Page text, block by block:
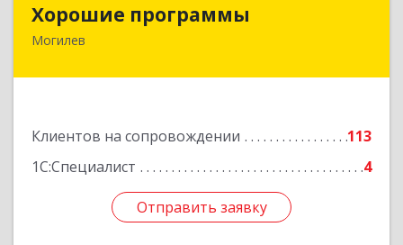
Хорошие программы
Могилев
Клиентов на сопровождении
113
1С:Специалист
4
Отправить заявку
Республика Беларусь, 212030, г. Могилев, ул.
Отправить заявку